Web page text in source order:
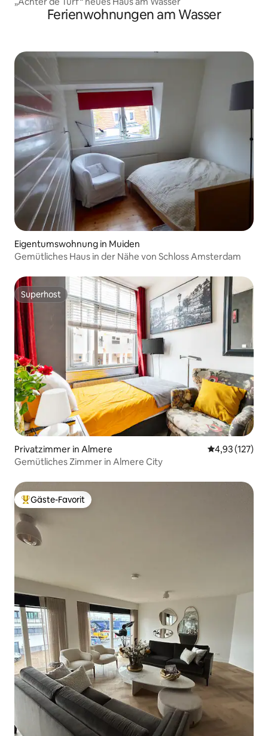
Ferienwohnungen am Wasser
Eigentumswohnung in Muiden
Gemütliches Haus in der Nähe von Schloss Amsterdam
Superhost
Superhost
Privatzimmer in Almere
4,93 (127)
Gemütliches Zimmer in Almere City
Beliebter Gäste-Favorit.
Gäste-Favorit